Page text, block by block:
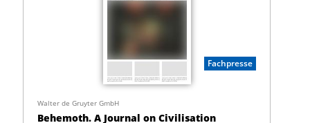
Fachpresse
Walter de Gruyter GmbH
Behemoth. A Journal on Civilisation